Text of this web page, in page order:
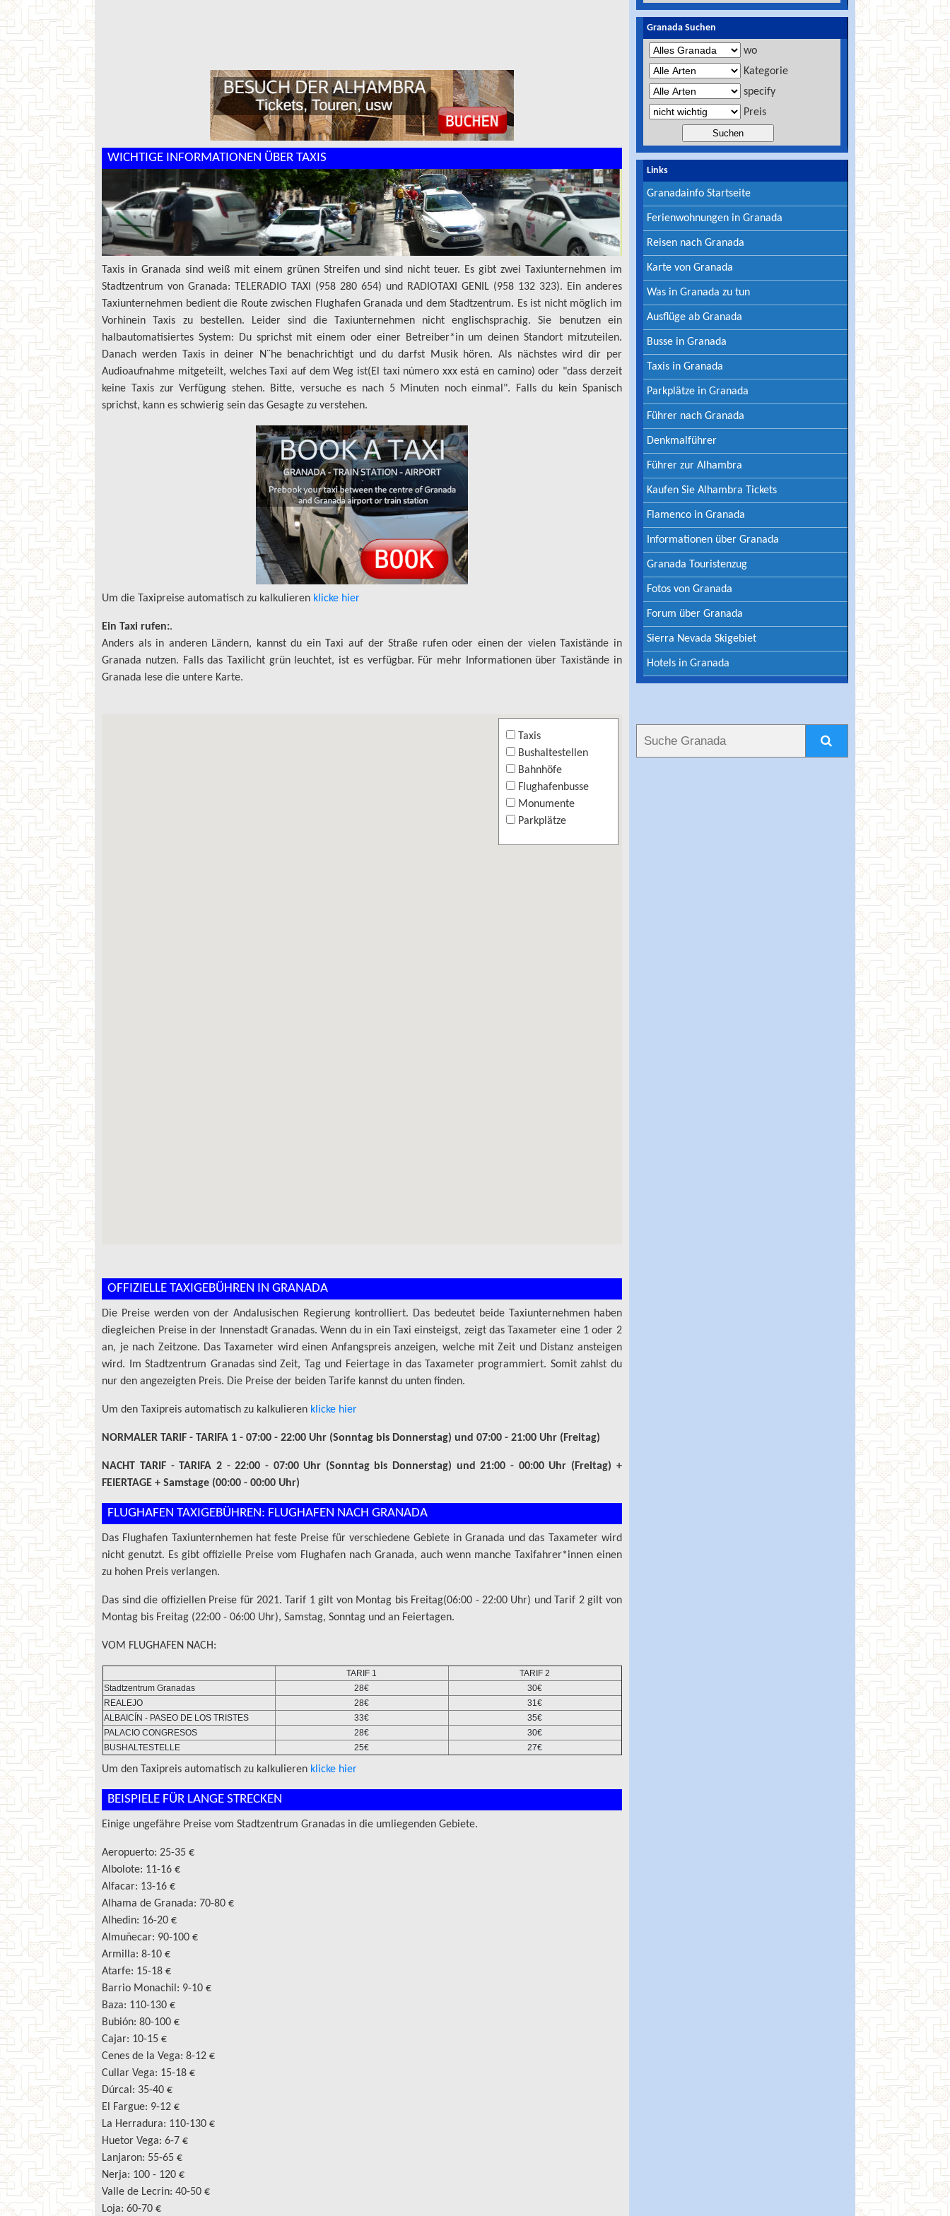
WICHTIGE INFORMATIONEN ÜBER TAXIS
Taxis in Granada sind weiß mit einem grünen Streifen und sind nicht teuer. Es gibt zwei Taxiunternehmen im
Stadtzentrum von Granada: TELERADIO TAXI (958 280 654) und RADIOTAXI GENIL (958 132 323). Ein anderes
Taxiunternehmen bedient die Route zwischen Flughafen Granada und dem Stadtzentrum. Es ist nicht möglich im
Vorhinein Taxis zu bestellen. Leider sind die Taxiunternehmen nicht englischsprachig. Sie benutzen ein
halbautomatisiertes System: Du sprichst mit einem oder einer Betreiber*in um deinen Standort mitzuteilen.
Danach werden Taxis in deiner N¨he benachrichtigt und du darfst Musik hören. Als nächstes wird dir per
Audioaufnahme mitgeteilt, welches Taxi auf dem Weg ist(El taxi número xxx está en camino) oder "dass derzeit
keine Taxis zur Verfügung stehen. Bitte, versuche es nach 5 Minuten noch einmal". Falls du kein Spanisch
sprichst, kann es schwierig sein das Gesagte zu verstehen.
Um die Taxipreise automatisch zu kalkulieren klicke hier
Ein Taxi rufen:.
Anders als in anderen Ländern, kannst du ein Taxi auf der Straße rufen oder einen der vielen Taxistände in
Granada nutzen. Falls das Taxilicht grün leuchtet, ist es verfügbar. Für mehr Informationen über Taxistände in
Granada lese die untere Karte.
Taxis
Bushaltestellen
Bahnhöfe
Flughafenbusse
Monumente
Parkplätze
OFFIZIELLE TAXIGEBÜHREN IN GRANADA
Die Preise werden von der Andalusischen Regierung kontrolliert. Das bedeutet beide Taxiunternehmen haben
diegleichen Preise in der Innenstadt Granadas. Wenn du in ein Taxi einsteigst, zeigt das Taxameter eine 1 oder 2
an, je nach Zeitzone. Das Taxameter wird einen Anfangspreis anzeigen, welche mit Zeit und Distanz ansteigen
wird. Im Stadtzentrum Granadas sind Zeit, Tag und Feiertage in das Taxameter programmiert. Somit zahlst du
nur den angezeigten Preis. Die Preise der beiden Tarife kannst du unten finden.
Um den Taxipreis automatisch zu kalkulieren klicke hier
NORMALER TARIF - TARIFA 1 - 07:00 - 22:00 Uhr (Sonntag bis Donnerstag) und 07:00 - 21:00 Uhr (Freitag)
NACHT TARIF - TARIFA 2 -22:00 - 07:00 Uhr (Sonntag bis Donnerstag) und 21:00 - 00:00 Uhr (Freitag) +
FEIERTAGE + Samstage (00:00 - 00:00 Uhr)
FLUGHAFEN TAXIGEBÜHREN: FLUGHAFEN NACH GRANADA
Das Flughafen Taxiunternhemen hat feste Preise für verschiedene Gebiete in Granada und das Taxameter wird
nicht genutzt. Es gibt offizielle Preise vom Flughafen nach Granada, auch wenn manche Taxifahrer*innen einen
zu hohen Preis verlangen.
Das sind die offiziellen Preise für 2021. Tarif 1 gilt von Montag bis Freitag(06:00 - 22:00 Uhr) und Tarif 2 gilt von
Montag bis Freitag (22:00 - 06:00 Uhr), Samstag, Sonntag und an Feiertagen.
VOM FLUGHAFEN NACH:
TARIF 1
TARIF 2
Stadtzentrum Granadas
28€
30€
REALEJO
28€
31€
ALBAICÍN - PASEO DE LOS TRISTES
33€
35€
PALACIO CONGRESOS
28€
30€
BUSHALTESTELLE
25€ 27€
Um den Taxipreis automatisch zu kalkulieren klicke hier
BEISPIELE FÜR LANGE STRECKEN
Einige ungefähre Preise vom Stadtzentrum Granadas in die umliegenden Gebiete.
Aeropuerto: 25-35 €
Albolote: 11-16 €
Alfacar: 13-16 €
Alhama de Granada: 70-80 €
Alhedin: 16-20 €
Almuñecar: 90-100 €
Armilla: 8-10 €
Atarfe: 15-18 €
Barrio Monachil: 9-10 €
Baza: 110-130 €
Bubión: 80-100 €
Cajar: 10-15 €
Cenes de la Vega: 8-12 €
Cullar Vega: 15-18 €
Dúrcal: 35-40 €
El Fargue: 9-12 €
La Herradura: 110-130 €
Huetor Vega: 6-7 €
Lanjaron: 55-65 €
Nerja: 100 - 120 €
Valle de Lecrin: 40-50 €
Loja: 60-70 €
Granada Suchen
wo
Kategorie
specify
Preis
Links
Granadainfo Startseite
Ferienwohnungen in Granada
Reisen nach Granada
Karte von Granada
Was in Granada zu tun
Ausflüge ab Granada
Busse in Granada
Taxis in Granada
Parkplätze in Granada
Führer nach Granada
Denkmalführer
Führer zur Alhambra
Kaufen Sie Alhambra Tickets
Flamenco in Granada
Informationen über Granada
Granada Touristenzug
Fotos von Granada
Forum über Granada
Sierra Nevada Skigebiet
Hotels in Granada